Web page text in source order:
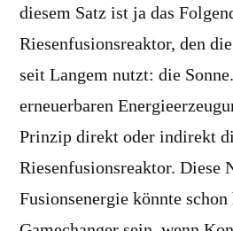
diesem Satz ist ja das
Riesenfusionsreaktor, den
seit Langem nutzt: die
erneuerbaren
Prinzip direkt oder indirekt
Riesenfusionsreaktor. Diese
Fusionsenergie könnte schon